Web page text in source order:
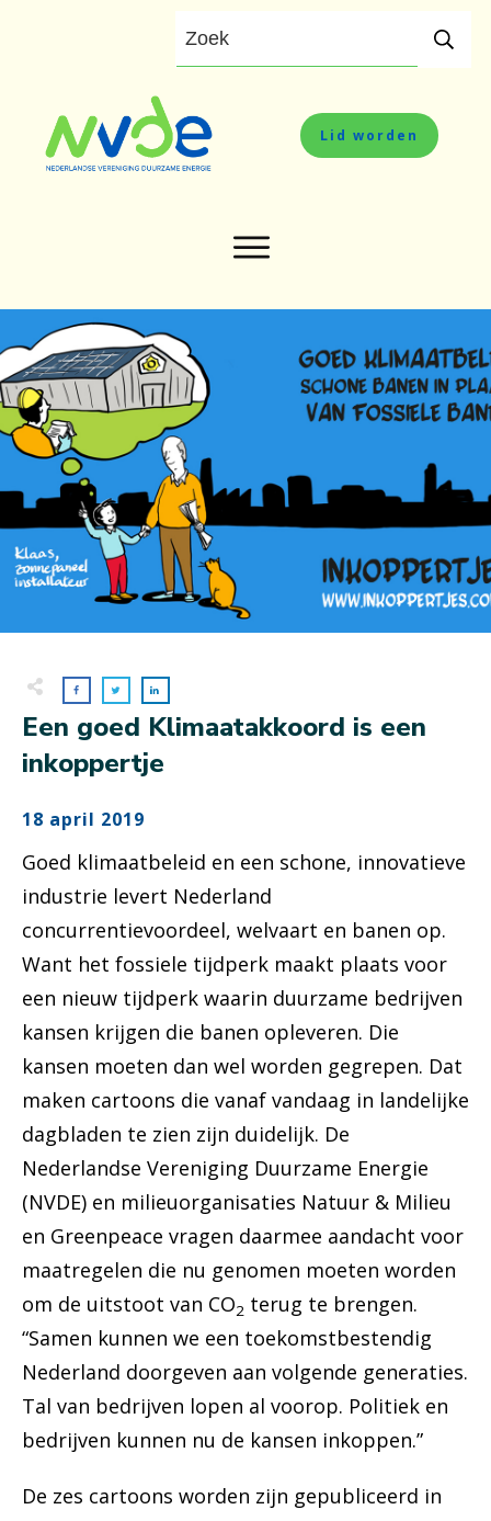
Lid worden
Een goed Klimaatakkoord is een
inkoppertje
18 april 2019
Goed klimaatbeleid en een schone, innovatieve
industrie levert Nederland
concurrentievoordeel, welvaart en banen op.
Want het fossiele tijdperk maakt plaats voor
een nieuw tijdperk waarin duurzame bedrijven
kansen krijgen die banen opleveren. Die
kansen moeten dan wel worden gegrepen. Dat
maken cartoons die vanaf vandaag in landelijke
dagbladen te zien zijn duidelijk. De
Nederlandse Vereniging Duurzame Energie
(NVDE) en milieuorganisaties Natuur & Milieu
en Greenpeace vragen daarmee aandacht voor
maatregelen die nu genomen moeten worden
om de uitstoot van CO2 terug te brengen.
“Samen kunnen we een toekomstbestendig
Nederland doorgeven aan volgende generaties.
Tal van bedrijven lopen al voorop. Politiek en
bedrijven kunnen nu de kansen inkoppen.”
De zes cartoons worden zijn gepubliceerd in